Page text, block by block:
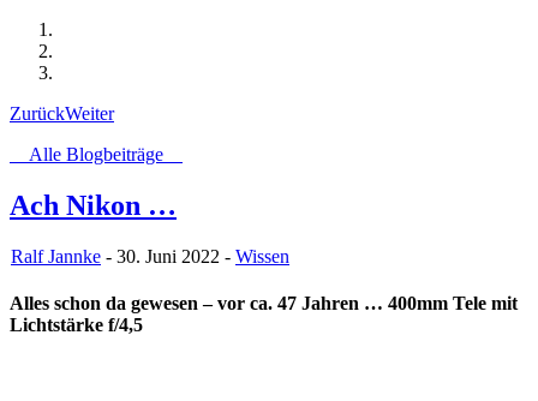
ZurückWeiter
Alle Blogbeiträge
Ach Nikon …
Ralf Jannke - 30. Juni 2022 - Wissen
Alles schon da gewesen – vor ca. 47 Jahren … 400mm Tele mit
Lichtstärke f/4,5